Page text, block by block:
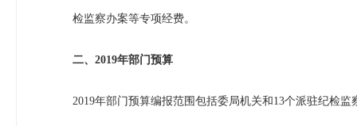
检监察办案等专项经费。
二、2019年部门预算
2019年部门预算编报范围包括委局机关和13个派驻纪检